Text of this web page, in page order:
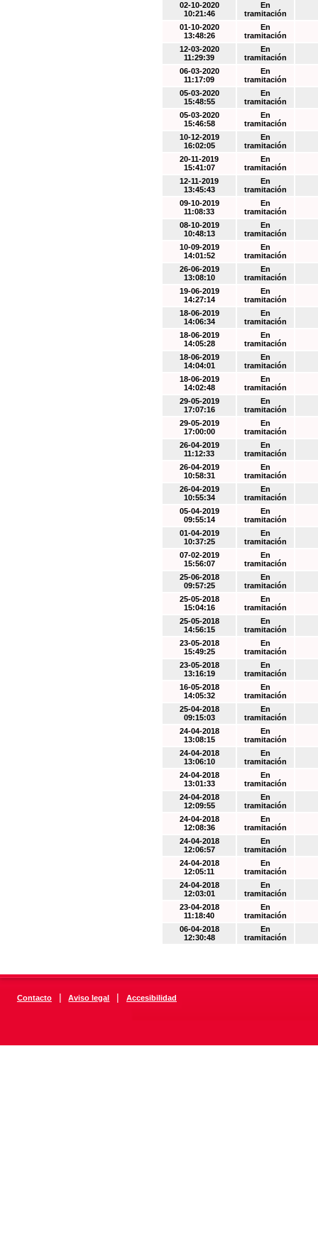
02-10-2020
10:21:46
En
tramitación
01-10-2020
13:48:26
En
tramitación
12-03-2020
11:29:39
En
tramitación
06-03-2020
11:17:09
En
tramitación
05-03-2020
15:48:55
En
tramitación
05-03-2020
15:46:58
En
tramitación
10-12-2019
16:02:05
En
tramitación
20-11-2019
15:41:07
En
tramitación
12-11-2019
13:45:43
En
tramitación
09-10-2019
11:08:33
En
tramitación
08-10-2019
10:48:13
En
tramitación
10-09-2019
14:01:52
En
tramitación
26-06-2019
13:08:10
En
tramitación
19-06-2019
14:27:14
En
tramitación
18-06-2019
14:06:34
En
tramitación
18-06-2019
14:05:28
En
tramitación
18-06-2019
14:04:01
En
tramitación
18-06-2019
14:02:48
En
tramitación
29-05-2019
17:07:16
En
tramitación
29-05-2019
17:00:00
En
tramitación
26-04-2019
11:12:33
En
tramitación
26-04-2019
10:58:31
En
tramitación
26-04-2019
10:55:34
En
tramitación
05-04-2019
09:55:14
En
tramitación
01-04-2019
10:37:25
En
tramitación
07-02-2019
15:56:07
En
tramitación
25-06-2018
09:57:25
En
tramitación
25-05-2018
15:04:16
En
tramitación
25-05-2018
14:56:15
En
tramitación
23-05-2018
15:49:25
En
tramitación
23-05-2018
13:16:19
En
tramitación
16-05-2018
14:05:32
En
tramitación
25-04-2018
09:15:03
En
tramitación
24-04-2018
13:08:15
En
tramitación
24-04-2018
13:06:10
En
tramitación
24-04-2018
13:01:33
En
tramitación
24-04-2018
12:09:55
En
tramitación
24-04-2018
12:08:36
En
tramitación
24-04-2018
12:06:57
En
tramitación
24-04-2018
12:05:11
En
tramitación
24-04-2018
12:03:01
En
tramitación
23-04-2018
11:18:40
En
tramitación
06-04-2018
12:30:48
En
tramitación
Contacto | Aviso legal | Accesibilidad